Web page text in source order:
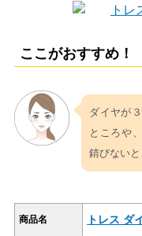
ここがおすすめ！
ダイヤが
ところや
錆びないと
商品名 トレス ダ